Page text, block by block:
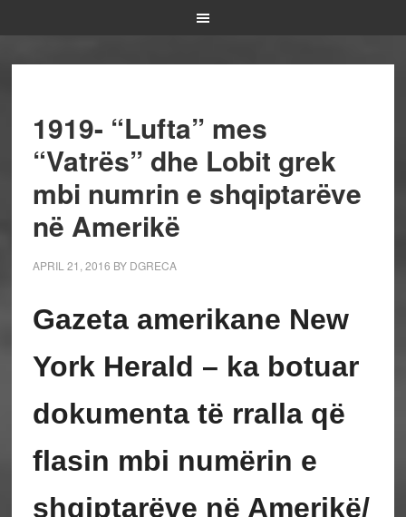
1919- “Lufta” mes
“Vatrës” dhe Lobit grek
mbi numrin e shqiptarëve
në Amerikë
APRIL 21, 2016 BY DGRECA
Gazeta amerikane New
York Herald – ka botuar
dokumenta të rralla që
flasin mbi numërin e
shqiptarëve në Amerikë/